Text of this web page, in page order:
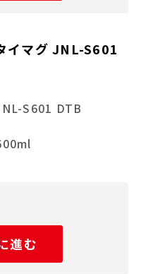
イマグ JNL-S601
S601 DTB
進む